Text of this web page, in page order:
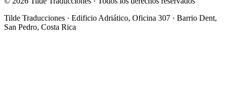
Tilde Traducciones · Edificio Adriático, Oficina 307 · Barrio Dent,
San Pedro, Costa Rica